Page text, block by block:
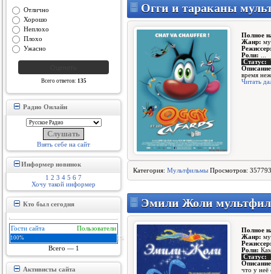
Отлично
Хорошо
Неплохо
Плохо
Ужасно
Всего ответов: 135
Радио Онлайн
Взять себе на сайт
Информер новинок
1 2 3 4 5 6 7
Хочу такой информер
Кто был сегодня
Пользователи
Гости сайта
100% 0%
Всего — 1
Активисты сайта
Огги и тараканы
Полное
Жанр:
Роли:
Статус:
время
Читать
Категория: Мультфильмы Просмотров:
Эмили Жоли
Полное
Жанр:
Роли:
Статус:
что у неё